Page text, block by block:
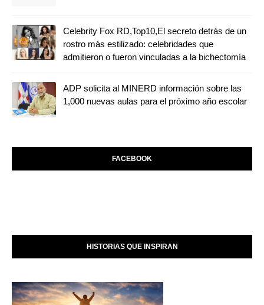
Celebrity Fox RD,Top10,El secreto detrás de un
rostro más estilizado: celebridades que
admitieron o fueron vinculadas a la bichectomía
ADP solicita al MINERD información sobre las
1,000 nuevas aulas para el próximo año escolar
FACEBOOK
HISTORIAS QUE INSPIRAN